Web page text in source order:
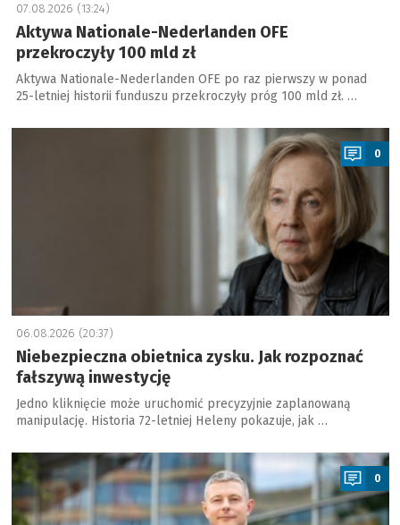
07.08.2026 (13:24)
Aktywa Nationale-Nederlanden OFE
przekroczyły 100 mld zł
Aktywa Nationale-Nederlanden OFE po raz pierwszy w ponad
25-letniej historii funduszu przekroczyły próg 100 mld zł. …
a
0
06.08.2026 (20:37)
Niebezpieczna obietnica zysku. Jak rozpoznać
fałszywą inwestycję
Jedno kliknięcie może uruchomić precyzyjnie zaplanowaną
manipulację. Historia 72-letniej Heleny pokazuje, jak …
a
0